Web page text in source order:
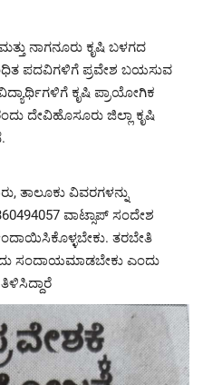
ನಾಗನೂರು ಕೃಷಿ ಬಳಗದ
ಪದವಿಗಳಿಗೆ ಪ್ರವೇಶ ಬಯಸುವ
ಕೃಷಿ ಪ್ರಾಯೋಗಿಕ
ದೇವಿಹೊಸೂರು ಜಿಲ್ಲಾ ಕೃಷಿ
ತಾಲೂಕು ವಿವರಗಳನ್ನು
ವಾಟ್ಸಾಪ್ ಸಂದೇಶ
ತರಬೇತಿ
ಸಂದಾಯಮಾಡಬೇಕು ಎಂದು